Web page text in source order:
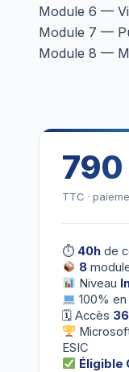
Module 6 —
Module 7 —
Module 8 —
790
TTC ·
⏱ 40h de
8
Niveau
100%
🗓 Accès
ESIC
Éligible